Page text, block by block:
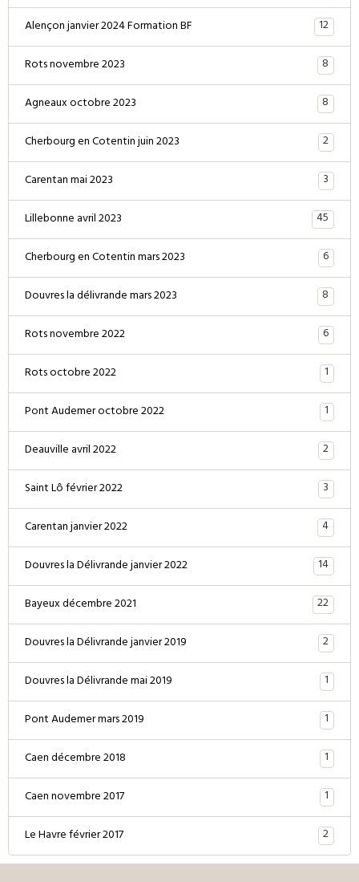
Alençon janvier 2024 Formation BF
12
Rots novembre 2023
8
Agneaux octobre 2023
8
Cherbourg en Cotentin juin 2023
2
Carentan mai 2023
3
Lillebonne avril 2023
45
Cherbourg en Cotentin mars 2023
6
Douvres la délivrande mars 2023
8
Rots novembre 2022
6
Rots octobre 2022
1
Pont Audemer octobre 2022
1
Deauville avril 2022
2
Saint Lô février 2022
3
Carentan janvier 2022
4
Douvres la Délivrande janvier 2022
14
Bayeux décembre 2021
22
Douvres la Délivrande janvier 2019
2
Douvres la Délivrande mai 2019
1
Pont Audemer mars 2019
1
Caen décembre 2018
1
Caen novembre 2017
1
Le Havre février 2017
2